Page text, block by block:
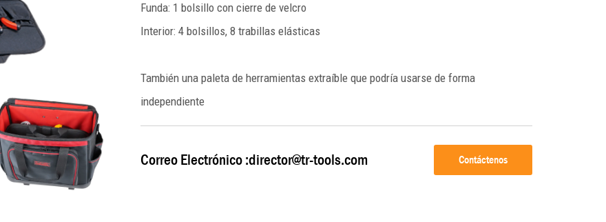
Funda: 1 bolsillo con cierre de velcro
Interior: 4 bolsillos, 8 trabillas elásticas
También una paleta de herramientas extraíble que podría usarse de forma
independiente
Correo Electrónico :director@tr-tools.com Contáctenos